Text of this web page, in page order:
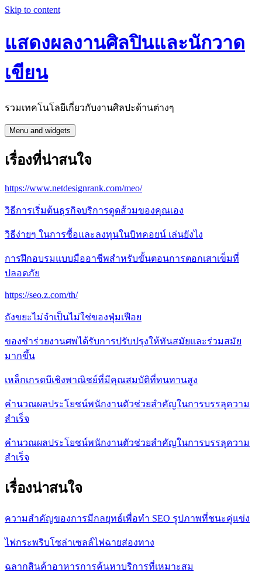
Skip to content
แสดงผลงานศิลปินและนักวาด
เขียน
รวมเทคโนโลยีเกี่ยวกับงานศิลปะด้านต่างๆ
Menu and widgets
เรื่องที่น่าสนใจ
https://www.netdesignrank.com/meo/
วิธีการเริ่มต้นธุรกิจบริการดูดส้วมของคุณเอง
วิธีง่ายๆ ในการซื้อและลงทุนในบิทคอยน์ เล่นยังไง
การฝึกอบรมแบบมืออาชีพสำหรับขั้นตอนการตอกเสาเข็มที่
ปลอดภัย
https://seo.z.com/th/
ถังขยะไม่จำเป็นไม่ใช่ของฟุ่มเฟือย
ของชำร่วยงานศพได้รับการปรับปรุงให้ทันสมัยและร่วมสมัย
มากขึ้น
เหล็กเกรดบีเชิงพาณิชย์ที่มีคุณสมบัติที่ทนทานสูง
คำนวณผลประโยชน์พนักงานตัวช่วยสำคัญในการบรรลุความ
สำเร็จ
คำนวณผลประโยชน์พนักงานตัวช่วยสำคัญในการบรรลุความ
สำเร็จ
เรื่องน่าสนใจ
ความสำคัญของการมีกลยุทธ์เพื่อทำ SEO รูปภาพที่ชนะคู่แข่ง
ไฟกระพริบโซล่าเซลล์ไฟฉายส่องทาง
ฉลากสินค้าอาหารการค้นหาบริการที่เหมาะสม